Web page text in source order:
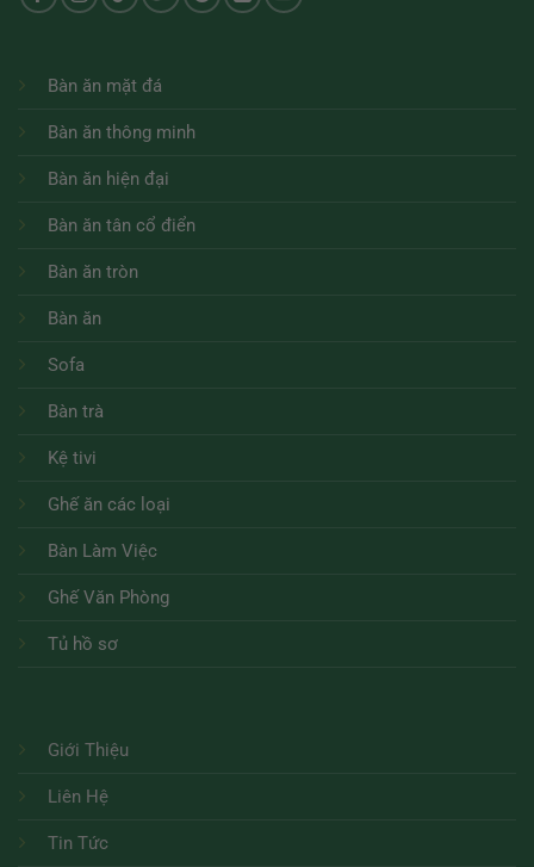
Bàn ăn mặt đá
Bàn ăn thông minh
Bàn ăn hiện đại
Bàn ăn tân cổ điển
Bàn ăn tròn
Bàn ăn
Sofa
Bàn trà
Kệ tivi
Ghế ăn các loại
Bàn Làm Việc
Ghế Văn Phòng
Tủ hồ sơ
Giới Thiệu
Liên Hệ
Tin Tức